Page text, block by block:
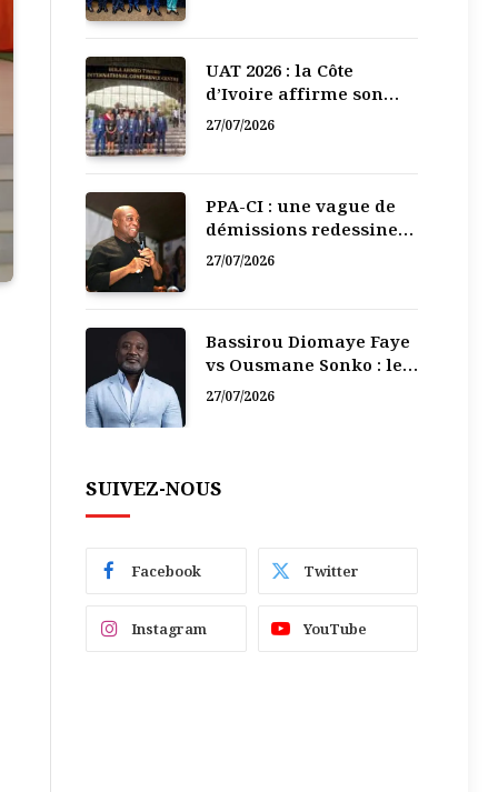
UAT 2026 : la Côte
d’Ivoire affirme son
leadership numérique
27/07/2026
PPA-CI : une vague de
démissions redessine
la recomposition
27/07/2026
Bassirou Diomaye Faye
vs Ousmane Sonko : le
vacarme du pouvoir ne
27/07/2026
SUIVEZ-NOUS
Facebook Twitter
Instagram YouTube